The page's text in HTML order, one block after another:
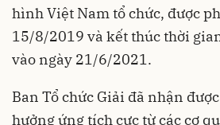
hình Việt Nam tổ chức, được
15/8/2019 và kết thúc thời
vào ngày 21/6/2021.
Ban Tổ chức Giải đã nhận
hưởng ứng tích cực từ các cơ